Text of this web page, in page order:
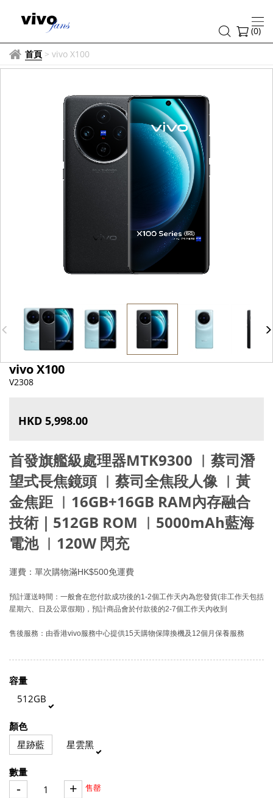
(0)
首頁 > vivo X100
vivo X100
V2308
HKD 5,998.00
首發旗艦級處理器MTK9300 ︳蔡司潛
望式長焦鏡頭 ︳蔡司全焦段人像 ︳黃
金焦距 ︳16GB+16GB RAM內存融合
技術｜512GB ROM ︳5000mAh藍海
電池 ︳120W 閃充
運費：單次購物滿HK$500免運費
預計運送時間：一般會在您付款成功後的1-2個工作天內為您發貨(非工作天包括
星期六、日及公眾假期)，預計商品會於付款後的2-7個工作天內收到
售後服務：由香港vivo服務中心提供15天購物保障換機及12個月保養服務
容量
512GB
顏色
星跡藍
星雲黑
數量
- + 售罄